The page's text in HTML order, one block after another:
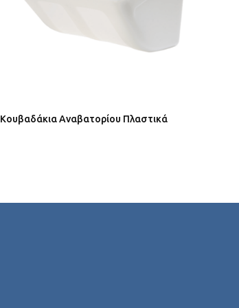
Κουβαδάκια Αναβατορίου Πλαστικά